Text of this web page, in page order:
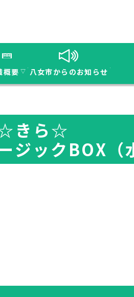
概要 ▽ 八女市からのお知らせ
きら☆
ジックBOX（